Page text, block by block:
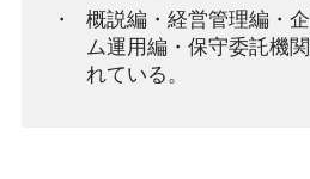
概説編・経営管理編・
ム運用編・保守委託機
れている。